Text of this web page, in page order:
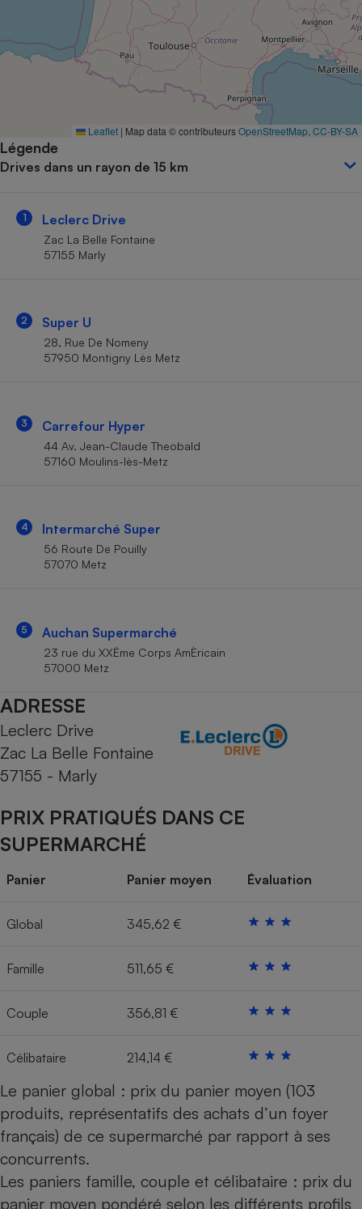
Leaflet | Map data © contributeursOpenStreetMap CC-BY-SA
Légende
Drives dans un rayon de 15 km
1 Leclerc Drive
Zac La Belle Fontaine
57155 Marly
2 Super U
28, Rue De Nomeny
57950 Montigny Lès Metz
3 Carrefour Hyper
44 Av. Jean-Claude Theobald
57160 Moulins-lès-Metz
4 Intermarché Super
56 Route De Pouilly
57070 Metz
5 Auchan Supermarché
23 rue du XXËme Corps AmÈricain
57000 Metz
ADRESSE
Leclerc Drive
Zac La Belle Fontaine
57155 - Marly
PRIX PRATIQUÉS DANS CE
SUPERMARCHÉ
Panier Panier moyen Évaluation
Global 345,62 €
Famille 511,65 €
Couple 356,81 €
Célibataire 214,14 €
Le panier global : prix du panier moyen (103
produits, représentatifs des achats d’un foyer
français) de ce supermarché par rapport à ses
concurrents.
Les paniers famille, couple et célibataire : prix du
panier moyen pondéré selon les différents profils
Complément
alimentaire
Assurance emprunteur
Petit électroménager -
Cafetière à expressos
Robot ménager
Mutuelle